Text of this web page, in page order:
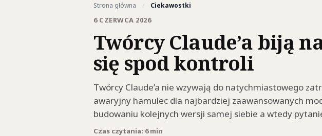
Strona główna / Ciekawostki
6 CZERWCA 2026
Twórcy Claude’a biją
się spod kontroli
Twórcy Claude’a nie wzywają do natychmiastowego
awaryjny hamulec dla najbardziej zaawansowanych
budowaniu kolejnych wersji samej siebie a wtedy
Czas czytania: 6 min